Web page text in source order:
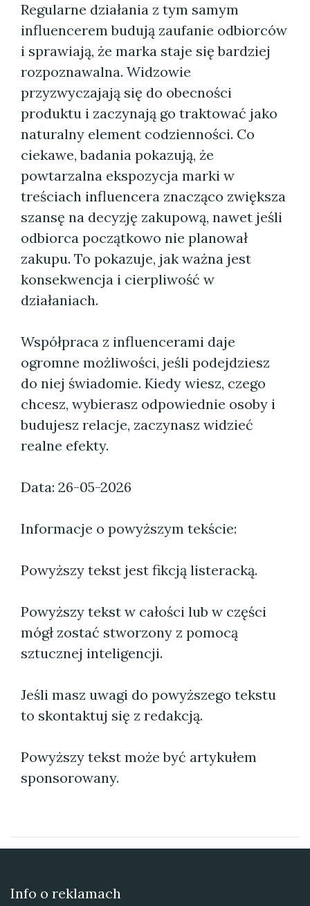
Regularne działania z tym samym
influencerem budują zaufanie odbiorców
i sprawiają, że marka staje się bardziej
rozpoznawalna. Widzowie
przyzwyczajają się do obecności
produktu i zaczynają go traktować jako
naturalny element codzienności. Co
ciekawe, badania pokazują, że
powtarzalna ekspozycja marki w
treściach influencera znacząco zwiększa
szansę na decyzję zakupową, nawet jeśli
odbiorca początkowo nie planował
zakupu. To pokazuje, jak ważna jest
konsekwencja i cierpliwość w
działaniach.
Współpraca z influencerami daje
ogromne możliwości, jeśli podejdziesz
do niej świadomie. Kiedy wiesz, czego
chcesz, wybierasz odpowiednie osoby i
budujesz relacje, zaczynasz widzieć
realne efekty.
Data: 26-05-2026
Informacje o powyższym tekście:
Powyższy tekst jest fikcją listeracką.
Powyższy tekst w całości lub w części
mógł zostać stworzony z pomocą
sztucznej inteligencji.
Jeśli masz uwagi do powyższego tekstu
to skontaktuj się z redakcją.
Powyższy tekst może być artykułem
sponsorowany.
Info o reklamach